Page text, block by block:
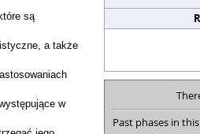
Past phases in
są
a także
w